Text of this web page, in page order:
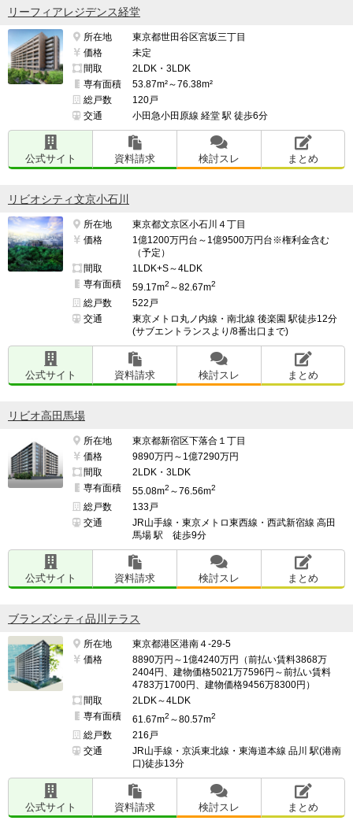
リーフィアレジデンス経堂
所在地
東京都世田谷区宮坂三丁目
価格
未定
間取
2LDK・3LDK
専有面積
53.87m²～76.38m²
総戸数
120戸
交通
小田急小田原線 経堂 駅 徒歩6分
公式サイト 資料請求 検討スレ まとめ
リビオシティ文京小石川
所在地
東京都文京区小石川４丁目
価格
1億1200万円台～1億9500万円台※権利金含む
（予定）
間取
1LDK+S～4LDK
専有面積
59.17m2 ～82.67m2
総戸数
522戸
交通
東京メトロ丸ノ内線・南北線 後楽園 駅徒歩12分
(サブエントランスより/8番出口まで)
公式サイト 資料請求 検討スレ まとめ
リビオ高田馬場
所在地
東京都新宿区下落合１丁目
価格
9890万円～1億7290万円
間取
2LDK・3LDK
専有面積
55.08m2 ～76.56m2
総戸数
133戸
交通
JR山手線・東京メトロ東西線・西武新宿線 高田
馬場 駅 徒歩9分
公式サイト 資料請求 検討スレ まとめ
ブランズシティ品川テラス
所在地
東京都港区港南４-29-5
価格
8890万円～1億4240万円（前払い賃料3868万
2404円、建物価格5021万7596円～前払い賃料
4783万1700円、建物価格9456万8300円）
間取
2LDK～4LDK
専有面積
61.67m2 ～80.57m2
総戸数
216戸
交通
JR山手線・京浜東北線・東海道本線 品川 駅(港南
口)徒歩13分
公式サイト 資料請求 検討スレ まとめ